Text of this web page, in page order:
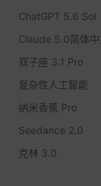
ChatGPT 5.6 Sol
Claude 5.0简体中
双子座 3.1 Pro
复杂性人工智能
纳米香蕉 Pro
Seedance 2.0
克林 3.0